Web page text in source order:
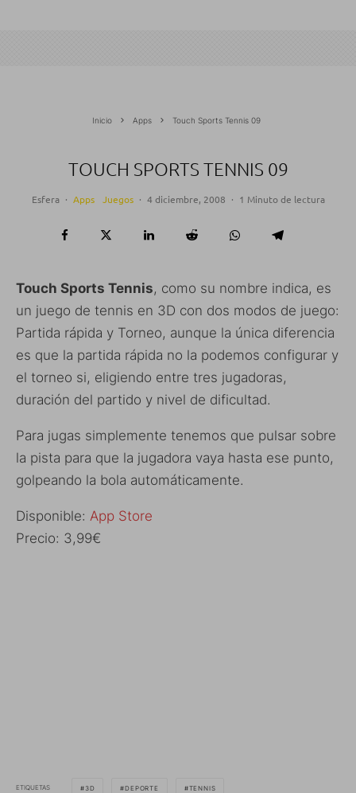
Inicio Apps Touch Sports Tennis 09
TOUCH SPORTS TENNIS 09
Esfera · Apps Juegos · 4 diciembre, 2008 · 1 Minuto de lectura
Touch Sports Tennis, como su nombre indica, es
un juego de tennis en 3D con dos modos de juego:
Partida rápida y Torneo, aunque la única diferencia
es que la partida rápida no la podemos configurar y
el torneo si, eligiendo entre tres jugadoras,
duración del partido y nivel de dificultad.
Para jugas simplemente tenemos que pulsar sobre
la pista para que la jugadora vaya hasta ese punto,
golpeando la bola automáticamente.
Disponible: App Store
Precio: 3,99€
ETIQUETAS 3D DEPORTE TENNIS